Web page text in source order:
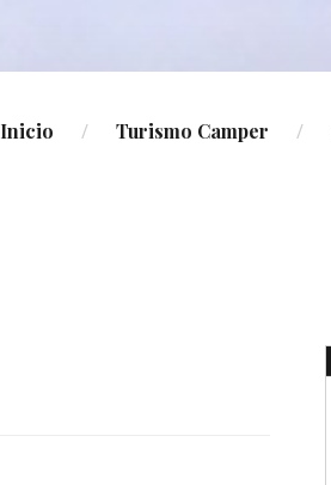
Inicio Turismo Camper